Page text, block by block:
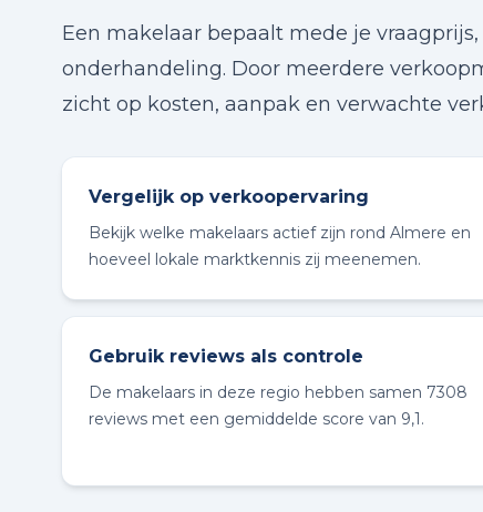
Een makelaar bepaalt mede je
onderhandeling. Door meerdere
zicht op kosten, aanpak en verwachte
Vergelijk op verkoopervaring
Bekijk welke makelaars actief zijn rond Almere en
hoeveel lokale marktkennis zij meenemen.
Gebruik reviews als controle
De makelaars in deze regio hebben samen 7308
reviews met een gemiddelde score van 9,1.